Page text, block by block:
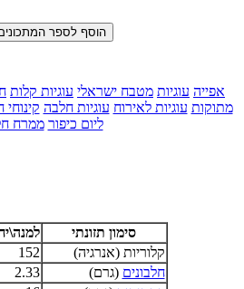
אפייה עוגיות מטבח ישראלי עוגיות קלות
מתוקות עוגיות לאירוח עוגיות חלבה
ליום כיפור ממרח
סימון תזונתי
קלוריות (אנרגיה)
152
חלבונים (גרם) 2.33